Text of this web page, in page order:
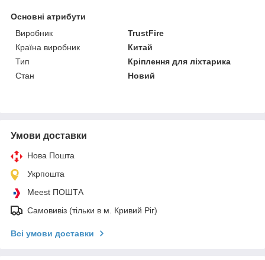
Основні атрибути
Виробник
TrustFire
Країна виробник
Китай
Тип
Кріплення для ліхтарика
Стан
Новий
Умови доставки
Нова Пошта
Укрпошта
Meest ПОШТА
Самовивіз (тільки в м. Кривий Ріг)
Всі умови доставки